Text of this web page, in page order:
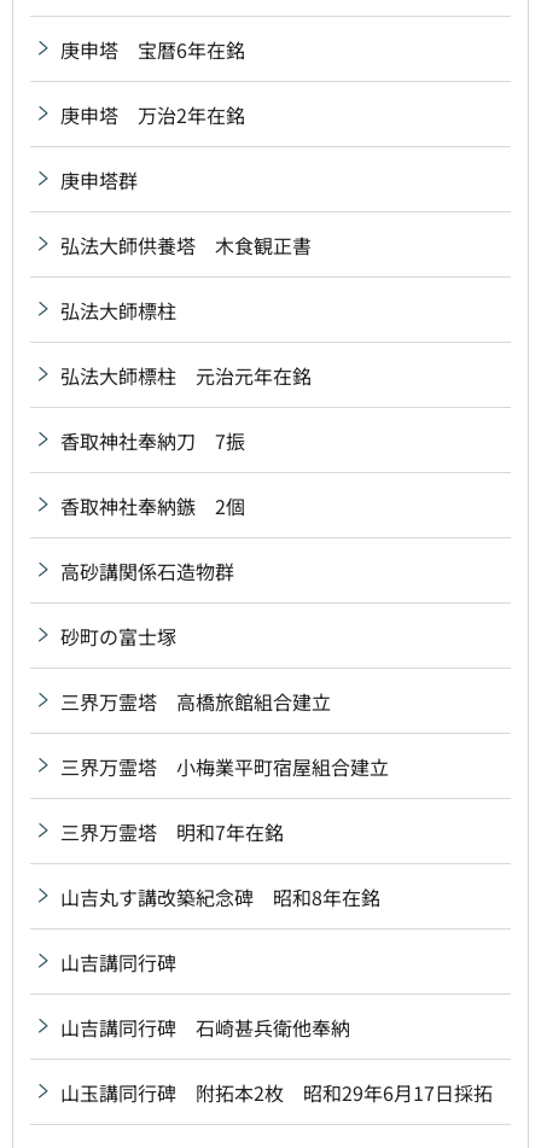
庚申塔 宝暦6年在銘
庚申塔 万治2年在銘
庚申塔群
弘法大師供養塔 木食観正書
弘法大師標柱
弘法大師標柱 元治元年在銘
香取神社奉納刀 7振
香取神社奉納鏃 2個
高砂講関係石造物群
砂町の富士塚
三界万霊塔 高橋旅館組合建立
三界万霊塔 小梅業平町宿屋組合建立
三界万霊塔 明和7年在銘
山吉丸す講改築紀念碑 昭和8年在銘
山吉講同行碑
山吉講同行碑 石崎甚兵衛他奉納
山玉講同行碑 附拓本2枚 昭和29年6月17日採拓